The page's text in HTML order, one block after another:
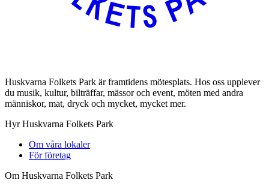
Huskvarna Folkets Park är framtidens mötesplats. Hos oss upplever
du musik, kultur, bilträffar, mässor och event, möten med andra
människor, mat, dryck och mycket, mycket mer.
Hyr Huskvarna Folkets Park
Om våra lokaler
För företag
Om Huskvarna Folkets Park